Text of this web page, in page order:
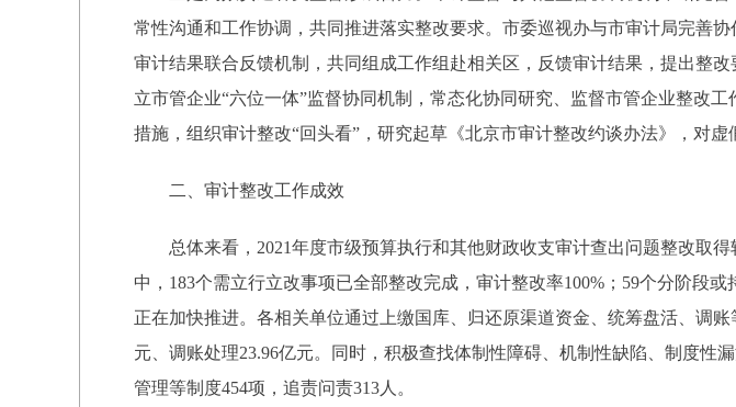
常性沟通和工作协调，共同推进落实整改要求。市委巡视办与市审计局完善
审计结果联合反馈机制，共同组成工作组赴相关区，反馈审计结果，提出整
立市管企业“六位一体”监督协同机制，常态化协同研究、监督市管企业整改
措施，组织审计整改“回头看”，研究起草《北京市审计整改约谈办法》，对
二、审计整改工作成效
总体来看，2021年度市级预算执行和其他财政收支审计查出问题整改取
中，183个需立行立改事项已全部整改完成，审计整改率100%；59个分阶段
正在加快推进。各相关单位通过上缴国库、归还原渠道资金、统筹盘活、调
元、调账处理23.96亿元。同时，积极查找体制性障碍、机制性缺陷、制度性
管理等制度454项，追责问责313人。